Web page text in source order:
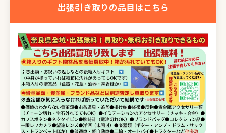
出張引き取りの品目はこちら